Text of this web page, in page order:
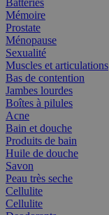
Batteries
Mémoire
Prostate
Ménopause
Sexualité
Muscles et articulations
Bas de contention
Jambes lourdes
Boîtes à pilules
Acne
Bain et douche
Produits de bain
Huile de douche
Savon
Peau très seche
Cellulite
Cellulite